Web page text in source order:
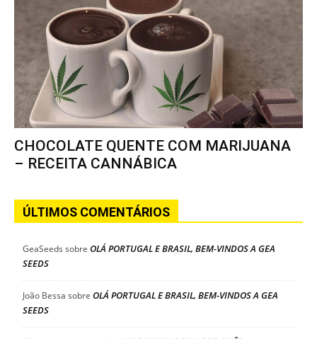
CHOCOLATE QUENTE COM MARIJUANA
– RECEITA CANNÁBICA
ÚLTIMOS COMENTÁRIOS
GeaSeeds sobre OLÁ PORTUGAL E BRASIL, BEM-VINDOS A GEA
SEEDS
João Bessa sobre OLÁ PORTUGAL E BRASIL, BEM-VINDOS A GEA
SEEDS